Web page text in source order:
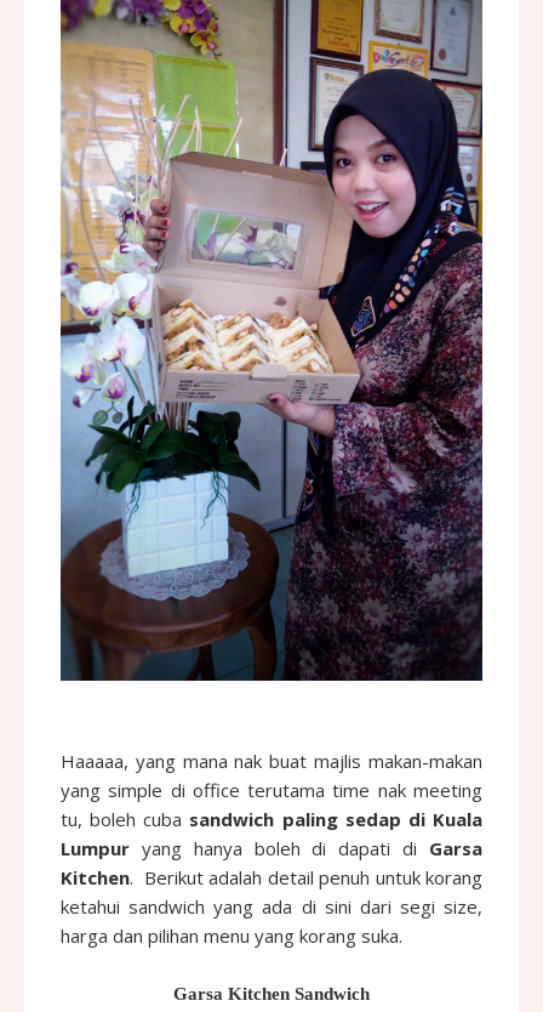
Haaaaa, yang mana nak buat majlis makan-makan
yang simple di office terutama time nak meeting
tu, boleh cuba sandwich paling sedap di Kuala
Lumpur yang hanya boleh di dapati di Garsa
Kitchen. Berikut adalah detail penuh untuk korang
ketahui sandwich yang ada di sini dari segi size,
harga dan pilihan menu yang korang suka.
Garsa Kitchen Sandwich